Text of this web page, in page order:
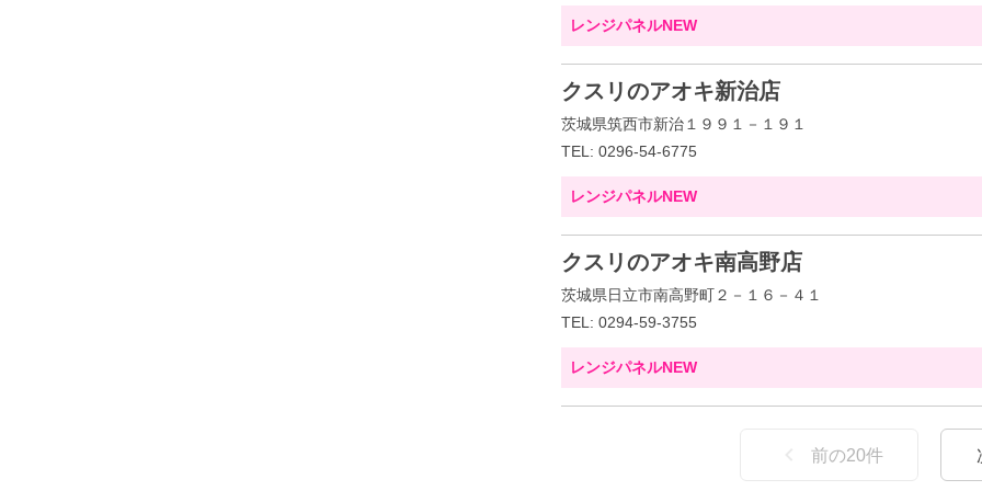
レンジパネルNEW
クスリのアオキ新治店
茨城県筑西市新治１９９１－１９１
TEL: 0296-54-6775
レンジパネルNEW
クスリのアオキ南高野店
茨城県日立市南高野町２－１６－４１
TEL: 0294-59-3755
レンジパネルNEW
前の20件